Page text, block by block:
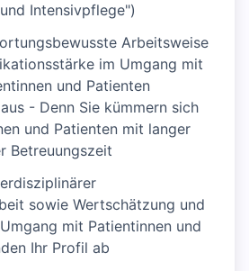
Intensivpflege")
Arbeitsweise
im Umgang mit
und Patienten
- Denn Sie kümmern sich
und Patienten mit langer
Betreuungszeit
sowie Wertschätzung und
mit Patientinnen und
Ihr Profil ab